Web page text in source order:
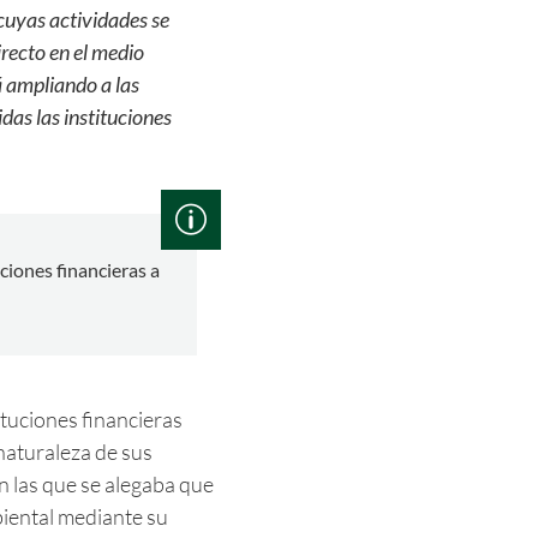
actividades se
en el medio
ampliando a las
las instituciones
financieras a
financieras
de sus
que se alegaba que
mediante su